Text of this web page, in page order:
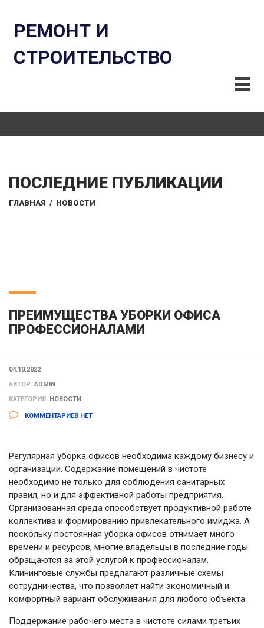
РЕМОНТ И
СТРОИТЕЛЬСТВО
ПОСЛЕДНИЕ ПУБЛИКАЦИИ
ГЛАВНАЯ / НОВОСТИ
ПРЕИМУЩЕСТВА УБОРКИ ОФИСА
ПРОФЕССИОНАЛАМИ
04.10.2022
АВТОР:ADMIN
КАТЕГОРИЯ: НОВОСТИ
КОММЕНТАРИЕВ НЕТ
Регулярная уборка офисов необходима каждому бизнесу и
организации. Содержание помещений в чистоте
необходимо не только для соблюдения санитарных
правил, но и для эффективной работы предприятия.
Организованная среда способствует продуктивной работе
коллектива и формированию привлекательного имиджа. А
поскольку постоянная уборка офисов отнимает много
времени и ресурсов, многие владельцы в последние годы
обращаются за этой услугой к профессионалам.
Клининговые службы предлагают различные схемы
сотрудничества, что позволяет найти экономичный и
комфортный вариант обслуживания для любого объекта.
Поддержание рабочего места в чистоте силами третьих